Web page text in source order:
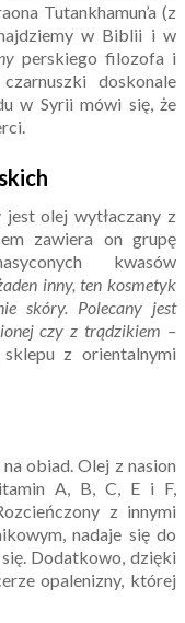
Tutankhamun’a (z
w Biblii i w
perskiego filozofa i
doskonale
w Syrii mówi się, że
olej wytłaczany z
zawiera on grupę
kwasów
inny, ten kosmetyk
skóry. Polecany jest
czy z trądzikiem –
z orientalnymi
obiad. Olej z nasion
A, B, C, E i F,
z innymi
nadaje się do
Dodatkowo, dzięki
opalenizny, której